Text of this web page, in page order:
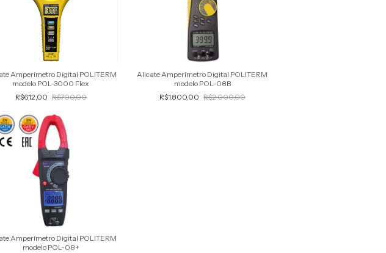
Amperímetro Digital POLITERM
modelo POL-3000 Flex
R$612,00 R$700,00
Alicate Amperímetro Digital POLITERM
modelo POL-08B
R$1.800,00 R$2.000,00
Amperímetro Digital POLITERM
modelo POL-08+